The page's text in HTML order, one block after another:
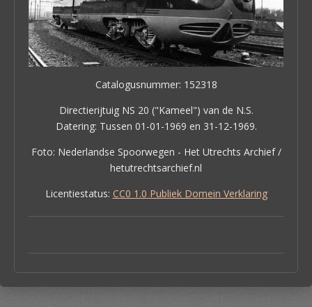
Catalogusnummer: 152318
Directierijtuig NS 20 ("Kameel") van de N.S.
Datering: Tussen 01-01-1969 en 31-12-1969.
Foto: Nederlandse Spoorwegen - Het Utrechts Archief /
hetutrechtsarchief.nl
Licentiestatus: CC0 1.0 Publiek Domein Verklaring